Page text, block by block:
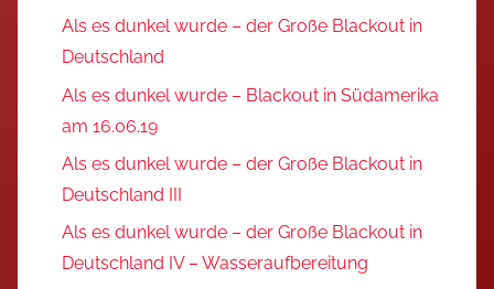
Als es dunkel wurde – der Große Blackout in
Deutschland
Als es dunkel wurde – Blackout in Südamerika
am 16.06.19
Als es dunkel wurde – der Große Blackout in
Deutschland III
Als es dunkel wurde – der Große Blackout in
Deutschland IV – Wasseraufbereitung